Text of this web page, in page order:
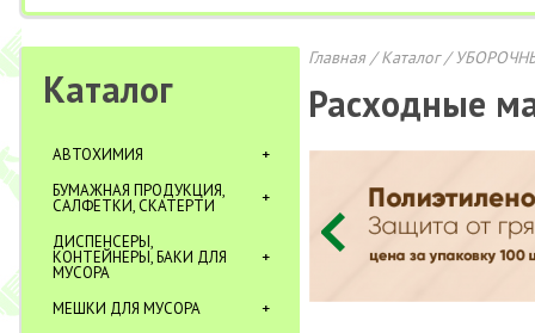
Каталог
АВТОХИМИЯ
БУМАЖНАЯ ПРОДУКЦИЯ,
САЛФЕТКИ, СКАТЕРТИ
ДИСПЕНСЕРЫ,
КОНТЕЙНЕРЫ, БАКИ ДЛЯ
МУСОРА
МЕШКИ ДЛЯ МУСОРА
Главная/Каталог/
Расходные